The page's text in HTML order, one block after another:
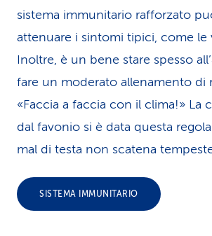
sistema immunitario rafforzato
attenuare i sintomi tipici, come le
Inoltre, è un bene stare spesso
fare un moderato allenamento di
«Faccia a faccia con il clima!» La
dal favonio si è data questa
mal di testa non scatena
SISTEMA IMMUNITARIO